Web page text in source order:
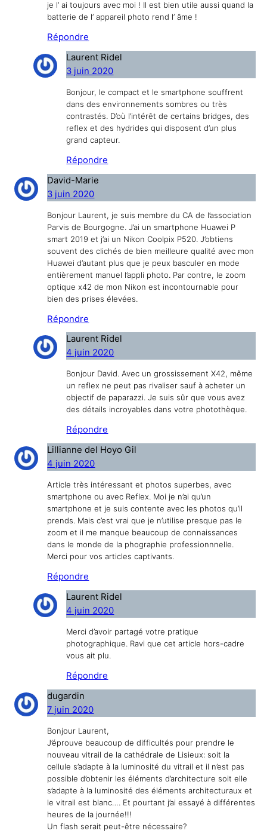
je l’ ai toujours avec moi ! Il est bien utile aussi quand la
batterie de l’ appareil photo rend l’ âme !
Répondre
Laurent Ridel
3 juin 2020
Bonjour, le compact et le smartphone souffrent
dans des environnements sombres ou très
contrastés. D’où l’intérêt de certains bridges, des
reflex et des hydrides qui disposent d’un plus
grand capteur.
Répondre
David-Marie
3 juin 2020
Bonjour Laurent, je suis membre du CA de l’association
Parvis de Bourgogne. J’ai un smartphone Huawei P
smart 2019 et j’ai un Nikon Coolpix P520. J’obtiens
souvent des clichés de bien meilleure qualité avec mon
Huawei d’autant plus que je peux basculer en mode
entièrement manuel l’appli photo. Par contre, le zoom
optique x42 de mon Nikon est incontournable pour
bien des prises élevées.
Répondre
Laurent Ridel
4 juin 2020
Bonjour David. Avec un grossissement X42, même
un reflex ne peut pas rivaliser sauf à acheter un
objectif de paparazzi. Je suis sûr que vous avez
des détails incroyables dans votre photothèque.
Répondre
Lillianne del Hoyo Gil
4 juin 2020
Article très intéressant et photos superbes, avec
smartphone ou avec Reflex. Moi je n’ai qu’un
smartphone et je suis contente avec les photos qu’il
prends. Mais c’est vrai que je n’utilise presque pas le
zoom et il me manque beaucoup de connaissances
dans le monde de la phographie professionnnelle.
Merci pour vos articles captivants.
Répondre
Laurent Ridel
4 juin 2020
Merci d’avoir partagé votre pratique
photographique. Ravi que cet article hors-cadre
vous ait plu.
Répondre
dugardin
7 juin 2020
Bonjour Laurent,
J’éprouve beaucoup de difficultés pour prendre le
nouveau vitrail de la cathédrale de Lisieux: soit la
cellule s’adapte à la luminosité du vitrail et il n’est pas
possible d’obtenir les éléments d’architecture soit elle
s’adapte à la luminosité des éléments architecturaux et
le vitrail est blanc…. Et pourtant j’ai essayé à différentes
heures de la journée!!!
Un flash serait peut-être nécessaire?